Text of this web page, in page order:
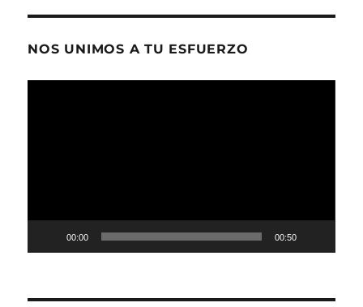
NOS UNIMOS A TU ESFUERZO
00:00 00:50